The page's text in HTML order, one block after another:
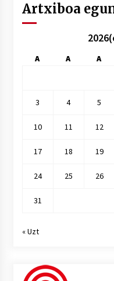
Artxiboa
A A A
3 4 5
10 11 12
17 18 19
24 25 26
31
« Uzt